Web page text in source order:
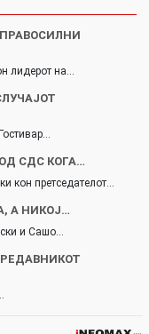
лидерот на…
СДС КОГА…
кон претседателот…
А НИКОЈ…
и Сашо…